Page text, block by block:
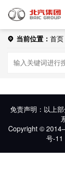
当前位置： 首页
免责声明：以上
Copyright ©
号-11